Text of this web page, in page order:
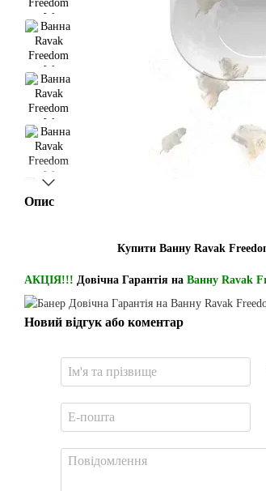
Опис
Купити Ванну Ravak
АКЦІЯ!!! Довічна Гарантія на Ванну Ravak
Новий відгук або коментар